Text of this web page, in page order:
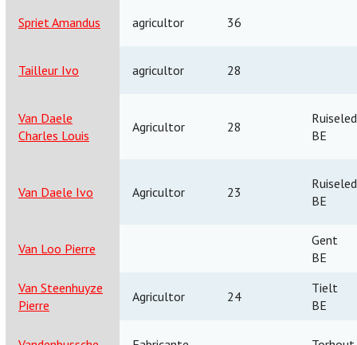
Spriet Amandus agricultor 36
Tailleur Ivo agricultor 28
Van Daele
Charles Louis
Agricultor 28
BE
Van Daele Ivo Agricultor 23
BE
Van Loo Pierre
Gent
BE
Van Steenhuyze
Pierre
Agricultor 24
Tielt
BE